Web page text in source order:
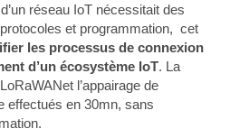
réseau IoT nécessitait des
et programmation, cet
les processus de connexion
d’un écosystème IoT. La
l’appairage de
effectués en 30mn, sans